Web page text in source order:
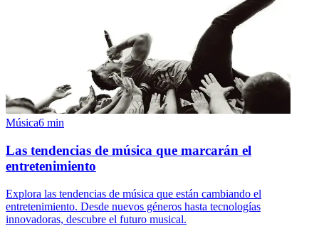
Música6 min
Las tendencias de música que marcarán el
entretenimiento
Explora las tendencias de música que están cambiando el
entretenimiento. Desde nuevos géneros hasta tecnologías
innovadoras, descubre el futuro musical.